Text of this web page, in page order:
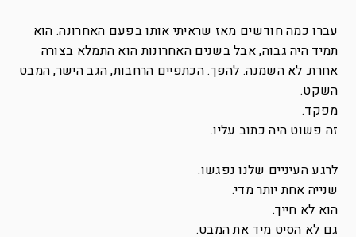
עברו כמה חודשים מאז שראיתי אותו בפעם האחרונה. הוא
תמיד היה גבוה, אבל בשנים האחרונות הוא התמלא בצורה
אחרת. לא השמנה. להפך. הכתפיים הרחבות, הגב הישר, המבט
השקט.
מפקד.
זה פשוט היה כתוב עליו.
לרגע העיניים שלנו נפגשו.
שנייה אחת יותר מדי.
הוא לא חייך.
גם לא הסיט מיד את המבט.